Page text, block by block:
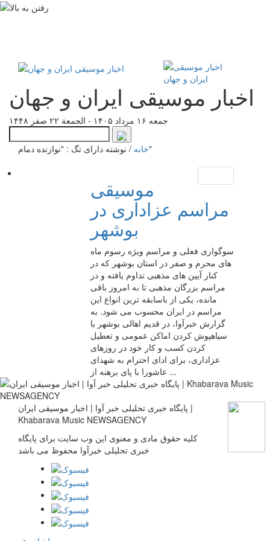
اخبار موسیقی ایران و جهان
جمعه ۱۶ مرداد ۱۴۰۵ - الجمعة ۲۲ صفر ۱۴۴۸
خانه / نوشته دارای تگ : "نوازنده دمام"
موسیقی
مراسم عزاداری در
بوشهر
سوگواری فعلی و مراسم ویژه رسوم ماه
های محرم و صفر در استان بوشهر که در
کنار آیین های مذهبی تداوم یافته و در
مراسم بزرگان مذهبی تا به امروز باقی
مانده، یکی از باسابقه ترین انواع این
مراسم در ایران محسوب می شود. به
گزارش خبرآوا، در قدیم اهالی بوشهر با
سیاهپوش کردن اماکن عمومی و تعطیل
کردن کسب و کار خود در روزهای
عزاداری، برای ادای احترام به شهدای
عاشورا با پای برهنه از ...
پایگاه خبری تحلیلی خبر آوا | اخبار موسیقی ایران |
Khabarava Music NEWSAGENCY
کلیه حقوق مادی و معنوی این وب سایت برای پایگاه
خبری تحلیلی خبرآوا محفوظ می باشد